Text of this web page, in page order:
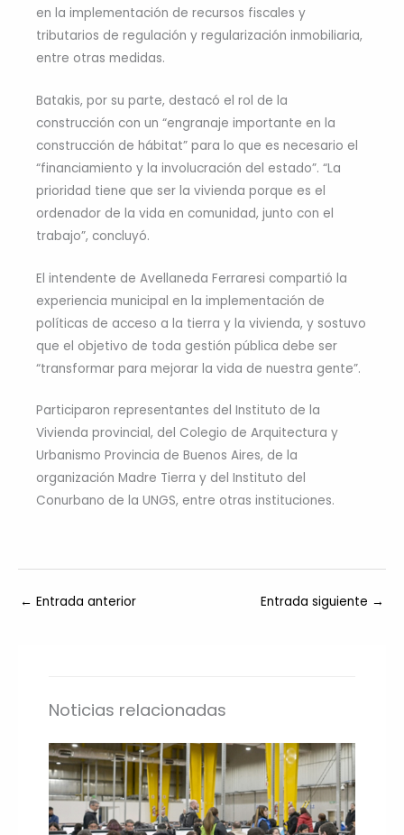
en la implementación de recursos fiscales y
tributarios de regulación y regularización inmobiliaria,
entre otras medidas.
Batakis, por su parte, destacó el rol de la
construcción con un “engranaje importante en la
construcción de hábitat” para lo que es necesario el
“financiamiento y la involucración del estado”. “La
prioridad tiene que ser la vivienda porque es el
ordenador de la vida en comunidad, junto con el
trabajo”, concluyó.
El intendente de Avellaneda Ferraresi compartió la
experiencia municipal en la implementación de
políticas de acceso a la tierra y la vivienda, y sostuvo
que el objetivo de toda gestión pública debe ser
“transformar para mejorar la vida de nuestra gente”.
Participaron representantes del Instituto de la
Vivienda provincial, del Colegio de Arquitectura y
Urbanismo Provincia de Buenos Aires, de la
organización Madre Tierra y del Instituto del
Conurbano de la UNGS, entre otras instituciones.
← Entrada anterior Entrada siguiente →
Noticias relacionadas